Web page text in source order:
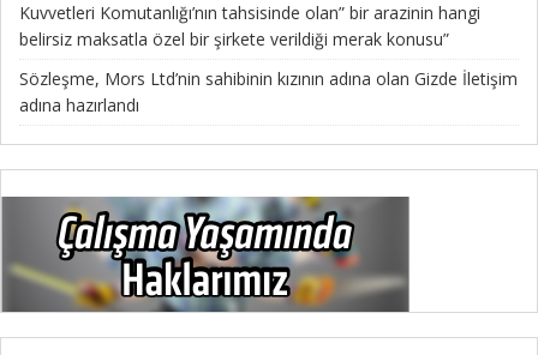
Kuvvetleri Komutanlığı’nın tahsisinde olan” bir arazinin hangi
belirsiz maksatla özel bir şirkete verildiği merak konusu”
Sözleşme, Mors Ltd’nin sahibinin kızının adına olan Gizde İletişim
adına hazırlandı